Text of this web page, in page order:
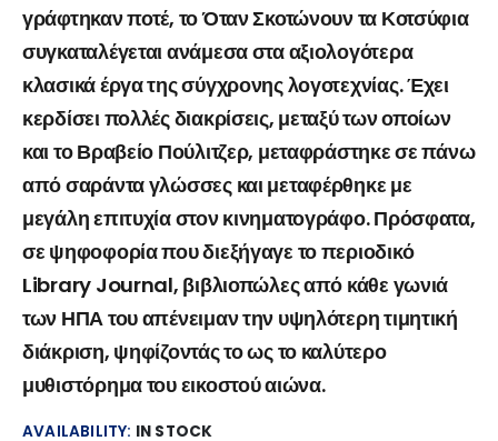
γράφτηκαν ποτέ, το Όταν Σκοτώνουν τα Κοτσύφια
συγκαταλέγεται ανάμεσα στα αξιολογότερα
κλασικά έργα της σύγχρονης λογοτεχνίας. Έχει
κερδίσει πολλές διακρίσεις, μεταξύ των οποίων
και το Βραβείο Πούλιτζερ, μεταφράστηκε σε πάνω
από σαράντα γλώσσες και μεταφέρθηκε με
μεγάλη επιτυχία στον κινηματογράφο. Πρόσφατα,
σε ψηφοφορία που διεξήγαγε το περιοδικό
Library Journal, βιβλιοπώλες από κάθε γωνιά
των ΗΠΑ του απένειμαν την υψηλότερη τιμητική
διάκριση, ψηφίζοντάς το ως το καλύτερο
μυθιστόρημα του εικοστού αιώνα.
AVAILABILITY: IN STOCK